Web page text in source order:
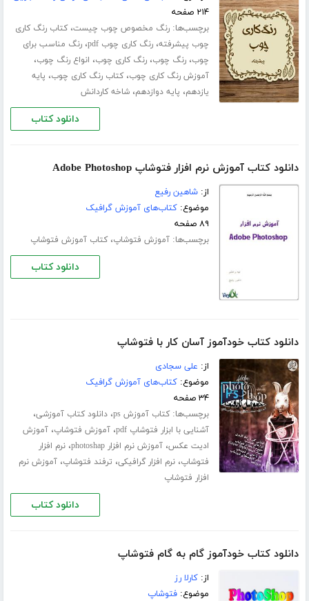
۲۱۴ صفحه
برچسب‌ها:رنگ مخصوص چوب چیست،کتاب رنگ کاری
چوب پیشرفته،رنگ کاری چوب pdf ،رنگ مناسب برای
چوب،رنگ چوب،رنگ کاری چوب، انواع رنگ چوب،
آموزش رنگ کاری چوب،کتاب رنگ کاری چوب، پایه
یازدهم، پایه دوازدهم،شاخه کاردانش
دانلود کتاب
دانلود کتاب آموزش نرم افزار فتوشاپ Adobe Photoshop
از:شاهین رفیع
موضوع:کتاب‌های آموزش گرافیک
۸۹ صفحه
برچسب‌ها:آموزش فتوشاپ،کتاب آموزش فتوشاپ
دانلود کتاب
دانلود کتاب خودآموز آسان کار با فتوشاپ
از: علی سجادی
موضوع:کتاب‌های آموزش گرافیک
۳۴ صفحه
برچسب‌ها:کتاب آموزش ps ،دانلود کتاب آموزشی،
آشنایی با ابزار فتوشاپ pdf ،آموزش فتوشاپ،آموزش
ادیت عکس،آموزش نرم افزار photoshap ،نرم افزار
فتوشاپ،نرم افزار گرافیکی، ترفند فتوشاپ،آموزش نرم
افزار فتوشاپ
دانلود کتاب
دانلود کتاب خودآموز گام به گام فتوشاپ
از:کارلا رز
موضوع:فتوشاپ